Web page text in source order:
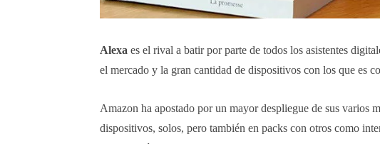
Alexa es el rival a batir por parte de todos los asistentes
el mercado y la gran cantidad de dispositivos con los que es
Amazon ha apostado por un mayor despliegue de sus varios
dispositivos, solos, pero también en packs con otros como